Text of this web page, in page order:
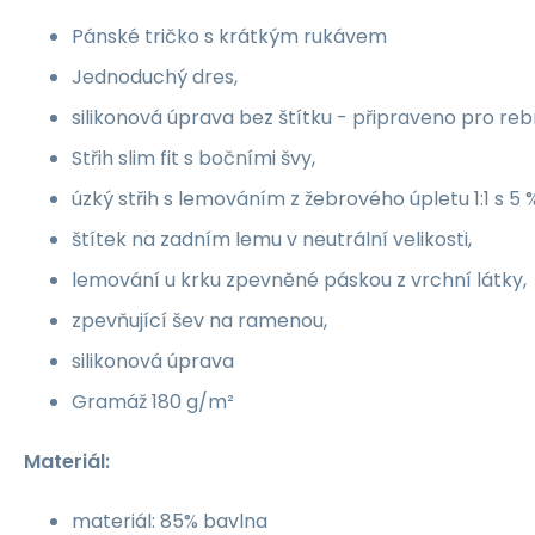
Pánské tričko s krátkým rukávem
Jednoduchý dres,
silikonová úprava bez štítku - připraveno pro
Střih slim fit s bočními švy,
úzký střih s lemováním z žebrového úpletu 1:1 s 5
štítek na zadním lemu v neutrální velikosti,
lemování u krku zpevněné páskou z vrchní látky,
zpevňující šev na ramenou,
silikonová úprava
Gramáž 180 g/m²
Materiál:
materiál: 85% bavlna